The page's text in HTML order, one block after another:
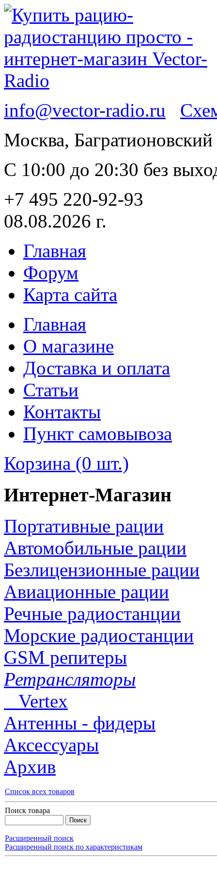
info@vector-radio.ru
Москва,
С 10:00 до 20:30 без
+7 495 220-92-93
08.08.2026 г.
Главная
Форум
Карта сайта
Главная
О магазине
Доставка и оплата
Статьи
Контакты
Пункт самовывоза
Корзина (0 шт.)
Интернет-Магазин
Портативные рации
Автомобильные рации
Безлицензионные рации
Авиационные рации
Речные радиостанции
Морские радиостанции
GSM репитеры
Ретрансляторы
Vertex
Антенны - фидеры
Аксессуары
Архив
Список всех товаров
Поиск товара
Расширенный поиск
Расширенный поиск по характеристикам